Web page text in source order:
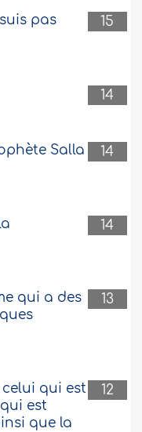
15
pas
14
14
Salla
14
13
qui a des
12
celui qui est
est
que la